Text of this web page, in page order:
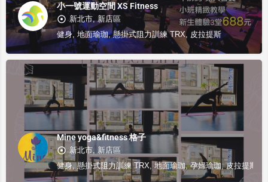
小一號運動空間 XS Fitness
新北市, 新店區
健身, 地面瑜珈, 懸掛式阻力訓練 TRX, 皮拉提斯
Mine yoga&fitness 格子
新北市, 新店區
健身, 懸掛式阻力訓練 TRX, 地面瑜珈, 孕婦瑜珈, 皮拉提斯,